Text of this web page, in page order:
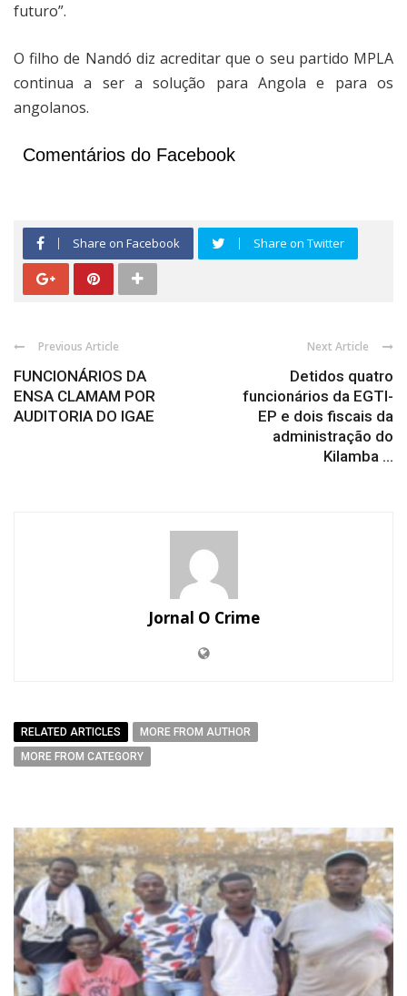
futuro”.
O filho de Nandó diz acreditar que o seu partido MPLA
continua a ser a solução para Angola e para os
angolanos.
Comentários do Facebook
Share on Facebook Share on Twitter
Previous Article
FUNCIONÁRIOS DA
ENSA CLAMAM POR
AUDITORIA DO IGAE
Next Article
Detidos quatro
funcionários da EGTI-
EP e dois fiscais da
administração do
Kilamba ...
Jornal O Crime
RELATED ARTICLES
MORE FROM AUTHOR
MORE FROM CATEGORY